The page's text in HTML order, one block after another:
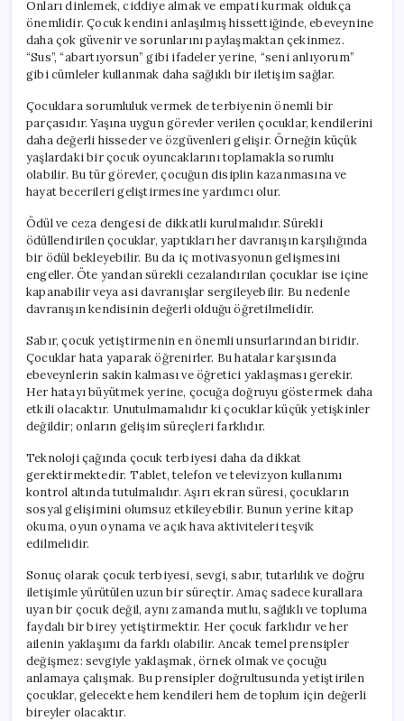
Onları dinlemek, ciddiye almak ve empati kurmak oldukça
önemlidir. Çocuk kendini anlaşılmış hissettiğinde, ebeveynine
daha çok güvenir ve sorunlarını paylaşmaktan çekinmez.
“Sus”, “abartıyorsun” gibi ifadeler yerine, “seni anlıyorum”
gibi cümleler kullanmak daha sağlıklı bir iletişim sağlar.
Çocuklara sorumluluk vermek de terbiyenin önemli bir
parçasıdır. Yaşına uygun görevler verilen çocuklar, kendilerini
daha değerli hisseder ve özgüvenleri gelişir. Örneğin küçük
yaşlardaki bir çocuk oyuncaklarını toplamakla sorumlu
olabilir. Bu tür görevler, çocuğun disiplin kazanmasına ve
hayat becerileri geliştirmesine yardımcı olur.
Ödül ve ceza dengesi de dikkatli kurulmalıdır. Sürekli
ödüllendirilen çocuklar, yaptıkları her davranışın karşılığında
bir ödül bekleyebilir. Bu da iç motivasyonun gelişmesini
engeller. Öte yandan sürekli cezalandırılan çocuklar ise içine
kapanabilir veya asi davranışlar sergileyebilir. Bu nedenle
davranışın kendisinin değerli olduğu öğretilmelidir.
Sabır, çocuk yetiştirmenin en önemli unsurlarından biridir.
Çocuklar hata yaparak öğrenirler. Bu hatalar karşısında
ebeveynlerin sakin kalması ve öğretici yaklaşması gerekir.
Her hatayı büyütmek yerine, çocuğa doğruyu göstermek daha
etkili olacaktır. Unutulmamalıdır ki çocuklar küçük yetişkinler
değildir; onların gelişim süreçleri farklıdır.
Teknoloji çağında çocuk terbiyesi daha da dikkat
gerektirmektedir. Tablet, telefon ve televizyon kullanımı
kontrol altında tutulmalıdır. Aşırı ekran süresi, çocukların
sosyal gelişimini olumsuz etkileyebilir. Bunun yerine kitap
okuma, oyun oynama ve açık hava aktiviteleri teşvik
edilmelidir.
Sonuç olarak çocuk terbiyesi, sevgi, sabır, tutarlılık ve doğru
iletişimle yürütülen uzun bir süreçtir. Amaç sadece kurallara
uyan bir çocuk değil, aynı zamanda mutlu, sağlıklı ve topluma
faydalı bir birey yetiştirmektir. Her çocuk farklıdır ve her
ailenin yaklaşımı da farklı olabilir. Ancak temel prensipler
değişmez: sevgiyle yaklaşmak, örnek olmak ve çocuğu
anlamaya çalışmak. Bu prensipler doğrultusunda yetiştirilen
çocuklar, gelecekte hem kendileri hem de toplum için değerli
bireyler olacaktır.